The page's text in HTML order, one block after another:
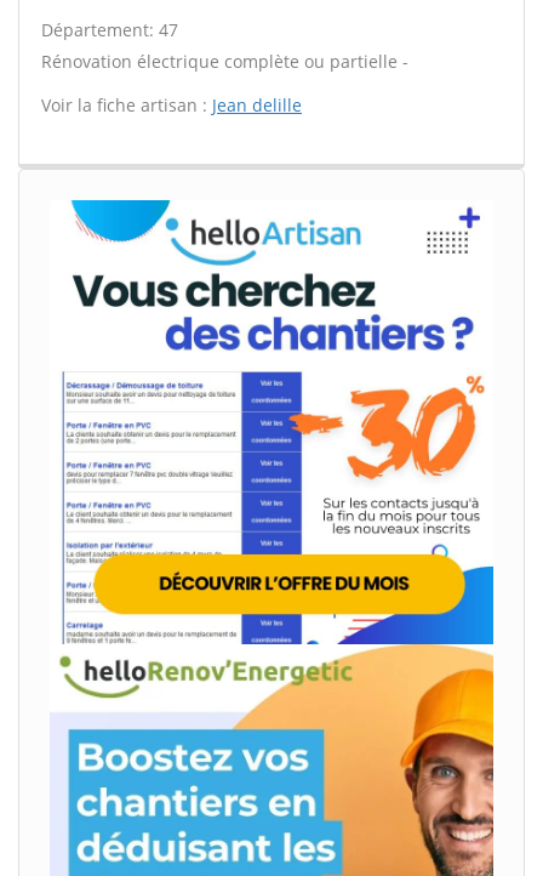
Département: 47
Rénovation électrique complète ou partielle -
Voir la fiche artisan : Jean delille